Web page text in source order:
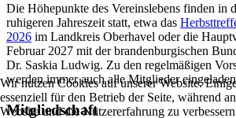
Die Höhepunkte des Vereinslebens finden in
ruhigeren Jahreszeit statt, etwa das
2026 im Landkreis Oberhavel oder die
Februar 2027 mit der brandenburgischen
Dr. Saskia Ludwig. Zu den regelmäßigen
werden immer auch alle Mitglieder
Mitgliedschaft
Wir nutzen Cookies auf unserer Website.
essenziell für den Betrieb der Seite, während
Website und die Nutzererfahrung zu